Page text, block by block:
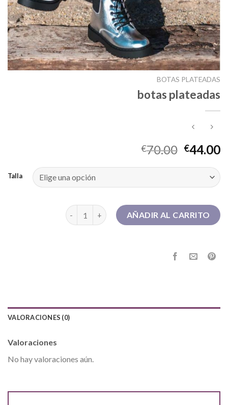
BOTAS PLATEADAS
botas plateadas
€70.00 €44.00
Talla
botas plateadas cantidadAÑADIR AL CARRITO
VALORACIONES (0)
Valoraciones
No hay valoraciones aún.